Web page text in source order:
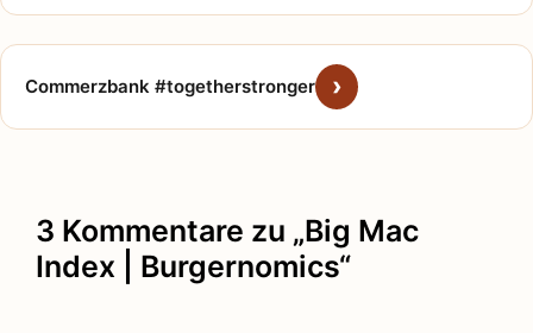
Commerzbank #togetherstronger
3 Kommentare zu „Big Mac
Index | Burgernomics“